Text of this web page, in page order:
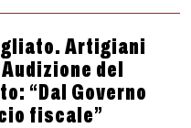
Artigiani
del
“Dal Governo
fiscale”